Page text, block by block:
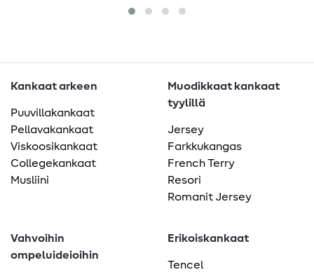
Kankaat arkeen
Puuvillakankaat
Pellavakankaat
Viskoosikankaat
Collegekankaat
Musliini
Muodikkaat kankaat
tyylillä
Jersey
Farkkukangas
French Terry
Resori
Romanit Jersey
Vahvoihin
ompeluideioihin
Erikoiskankaat
Tencel